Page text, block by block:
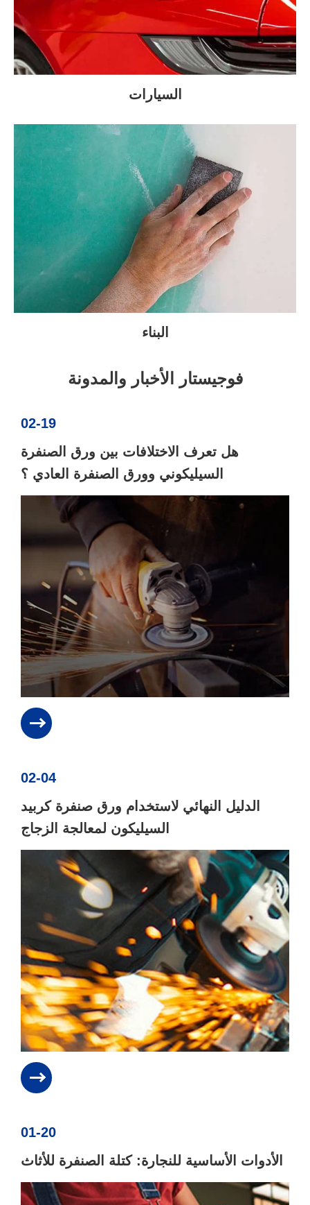
السيارات
البناء
فوجيستار الأخبار والمدونة
02-19
هل تعرف الاختلافات بين ورق الصنفرة
السيليكوني وورق الصنفرة العادي ؟
02-04
الدليل النهائي لاستخدام ورق صنفرة كربيد
السيليكون لمعالجة الزجاج
01-20
الأدوات الأساسية للنجارة: كتلة الصنفرة للأثاث